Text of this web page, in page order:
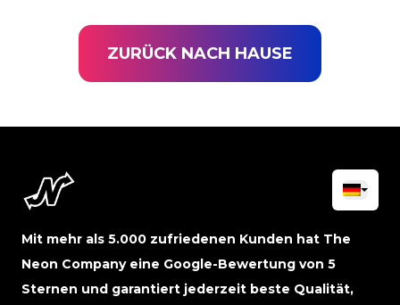
ZURÜCK NACH HAUSE
Mit mehr als 5.000 zufriedenen Kunden hat The
Neon Company eine Google-Bewertung von 5
Sternen und garantiert jederzeit beste Qualität,